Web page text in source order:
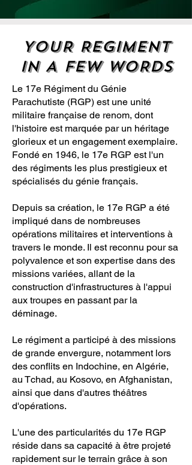
YOUR REGIMENT
IN A FEW WORDS
Le 17e Régiment du Génie
Parachutiste (RGP) est une unité
militaire française de renom, dont
l'histoire est marquée par un héritage
glorieux et un engagement exemplaire.
Fondé en 1946, le 17e RGP est l'un
des régiments les plus prestigieux et
spécialisés du génie français.
Depuis sa création, le 17e RGP a été
impliqué dans de nombreuses
opérations militaires et interventions à
travers le monde. Il est reconnu pour sa
polyvalence et son expertise dans des
missions variées, allant de la
construction d'infrastructures à l'appui
aux troupes en passant par la
déminage.
Le régiment a participé à des missions
de grande envergure, notamment lors
des conflits en Indochine, en Algérie,
au Tchad, au Kosovo, en Afghanistan,
ainsi que dans d'autres théâtres
d'opérations.
L'une des particularités du 17e RGP
réside dans sa capacité à être projeté
rapidement sur le terrain grâce à son